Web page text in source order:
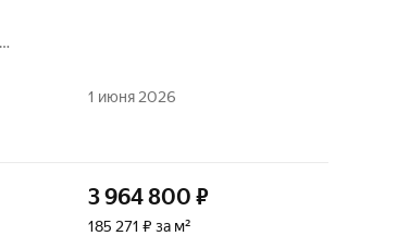
1 июня 2026
3 964 800 ₽
185 271 ₽ за м²